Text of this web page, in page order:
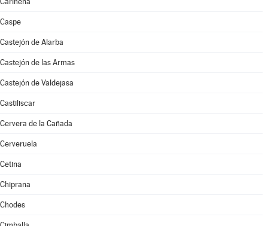
Caspe
Castejón de Alarba
Castejón de las Armas
Castejón de Valdejasa
Castiliscar
Cervera de la Cañada
Cerveruela
Cetina
Chiprana
Chodes